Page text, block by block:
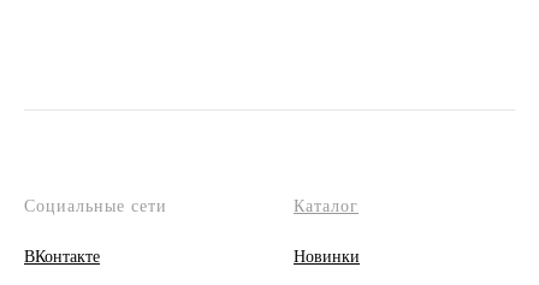
Социальные сети
ВКонтакте
Каталог
Новинки